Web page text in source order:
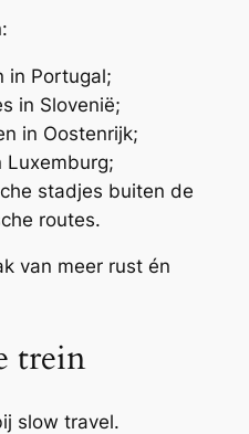
in Portugal;
in Slovenië;
in Oostenrijk;
Luxemburg;
stadjes buiten de
routes.
van meer rust én
trein
slow travel.